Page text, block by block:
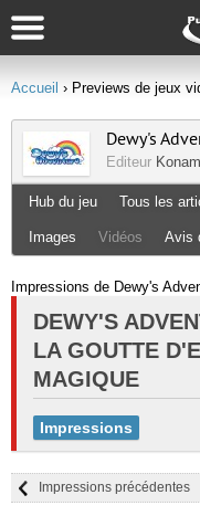
Accueil › Previews de jeux
Dewy's
Editeur
Hub du jeu Tous les
Images Vidéos Avis
Impressions de Dewy's
DEWY'S
LA GOUTTE
MAGIQUE
Impressions
Impressions précédentes